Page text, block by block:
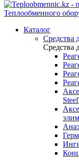
Каталог
Средства
Средства